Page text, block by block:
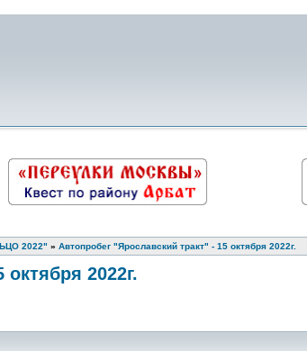
2022" » Автопробег "Ярославский тракт" - 15 октября 2022г.
2022г.